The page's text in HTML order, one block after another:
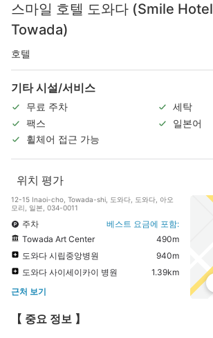
스마일 호텔 도와다 (Smile Hotel
Towada)
호텔
기타 시설/서비스
무료 주차
세탁
팩스
일본어
휠체어 접근 가능
위치 평가
12-15 Inaoi-cho, Towada-shi, 도와다, 도와다, 아오
모리, 일본, 034-0011
주차
베스트 요금에 포함:
Towada Art Center
490m
도와다 시립중앙병원
940m
도와다 사이세이카이 병원
1.39km
근처 보기
【 중요 정보 】